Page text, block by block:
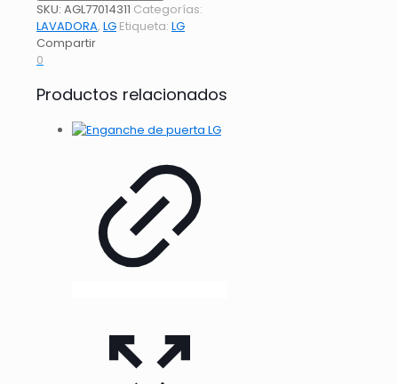
SKU: AGL77014311 Categorías:
LAVADORA, LG Etiqueta: LG
Compartir
0
Productos relacionados